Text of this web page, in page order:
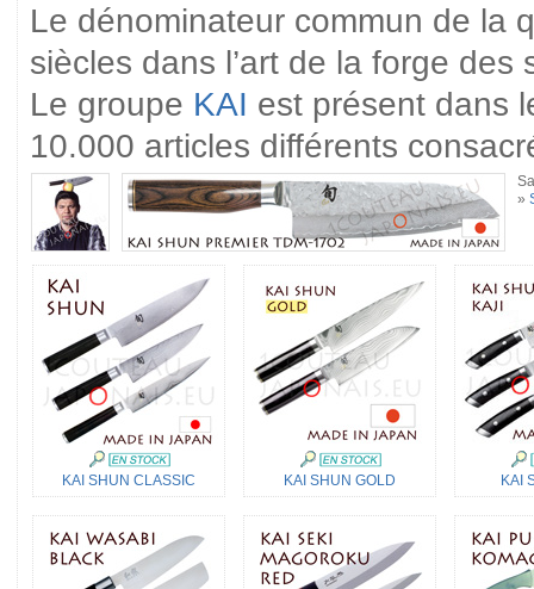
Le dénominateur commun de la
siècles dans l’art de la forge
Le groupe KAI est présent dans
10.000 articles différents
»
KAI SHUN CLASSIC KAI SHUN GOLD KAI